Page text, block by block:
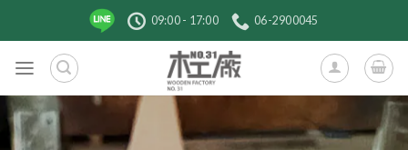
09:00 - 17:00 06-2900045